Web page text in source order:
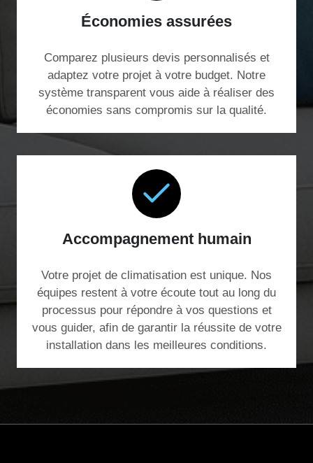
Économies assurées
Comparez plusieurs devis personnalisés et
adaptez votre projet à votre budget. Notre
système transparent vous aide à réaliser des
économies sans compromis sur la qualité.
Accompagnement humain
Votre projet de climatisation est unique. Nos
équipes restent à votre écoute tout au long du
processus pour répondre à vos questions et
vous guider, afin de garantir la réussite de votre
installation dans les meilleures conditions.